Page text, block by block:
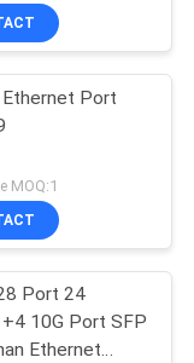
Ethernet Port
MOQ:1
Port 24
10G Port SFP
Ethernet